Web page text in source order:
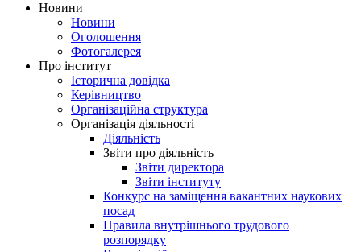
Новини
Новини
Оголошення
Фотогалерея
Про інститут
Історична довідка
Керівництво
Організаційна структура
Організація діяльності
Діяльність
Звіти про діяльність
Звіти директора
Звіти інституту
Конкурс на заміщення вакантних наукових
посад
Правила внутрішнього трудового
розпорядку